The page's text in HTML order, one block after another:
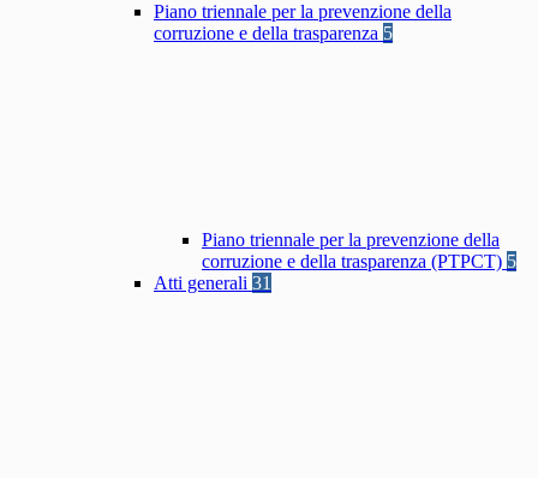
Piano triennale per la prevenzione della
corruzione e della trasparenza 5
Piano triennale per la prevenzione della
corruzione e della trasparenza (PTPCT) 5
Atti generali 31